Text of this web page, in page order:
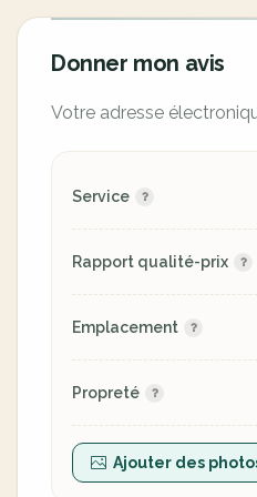
Donner mon avis
Votre adresse
Service
Rapport qualité-prix
Emplacement
Propreté
Ajouter des